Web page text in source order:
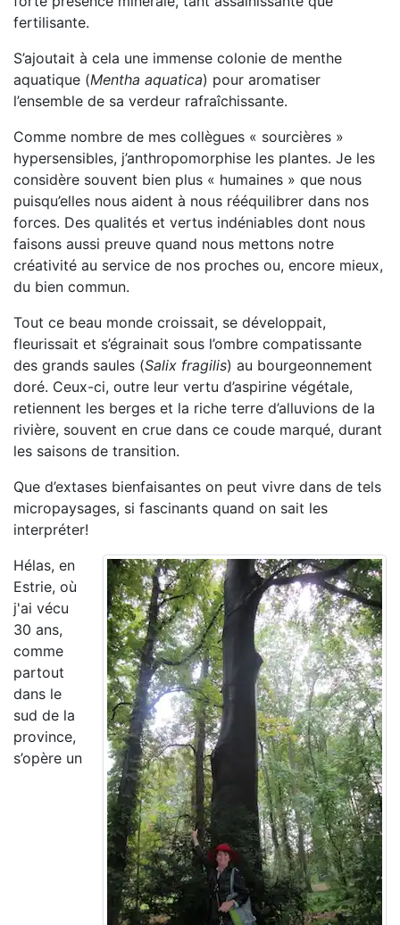
fertilisante.
S’ajoutait à cela une immense colonie de menthe
aquatique (Mentha aquatica) pour aromatiser
l’ensemble de sa verdeur rafraîchissante.
Comme nombre de mes collègues « sourcières »
hypersensibles, j’anthropomorphise les plantes. Je les
considère souvent bien plus « humaines » que nous
puisqu’elles nous aident à nous rééquilibrer dans nos
forces. Des qualités et vertus indéniables dont nous
faisons aussi preuve quand nous mettons notre
créativité au service de nos proches ou, encore mieux,
du bien commun.
Tout ce beau monde croissait, se développait,
fleurissait et s’égrainait sous l’ombre compatissante
des grands saules (Salix fragilis) au bourgeonnement
doré. Ceux-ci, outre leur vertu d’aspirine végétale,
retiennent les berges et la riche terre d’alluvions de la
rivière, souvent en crue dans ce coude marqué, durant
les saisons de transition.
Que d’extases bienfaisantes on peut vivre dans de tels
micropaysages, si fascinants quand on sait les
interpréter!
Hélas, en
Estrie, où
j'ai vécu
30 ans,
comme
partout
dans le
sud de la
province,
s’opère un